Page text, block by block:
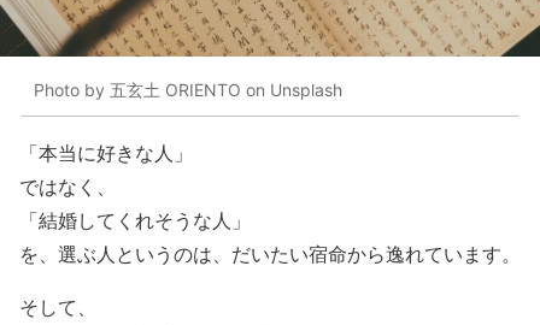
Photo by 五玄土 ORIENTO on Unsplash
「本当に好きな人」
ではなく、
「結婚してくれそうな人」
を、選ぶ人というのは、だいたい宿命から逸れています。
そして、